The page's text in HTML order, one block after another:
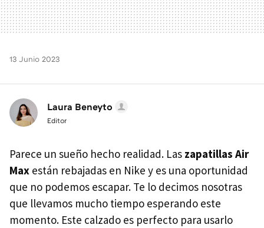
13 Junio 2023
Laura Beneyto
Editor
Parece un sueño hecho realidad. Las zapatillas Air
Max están rebajadas en Nike y es una oportunidad
que no podemos escapar. Te lo decimos nosotras
que llevamos mucho tiempo esperando este
momento. Este calzado es perfecto para usarlo